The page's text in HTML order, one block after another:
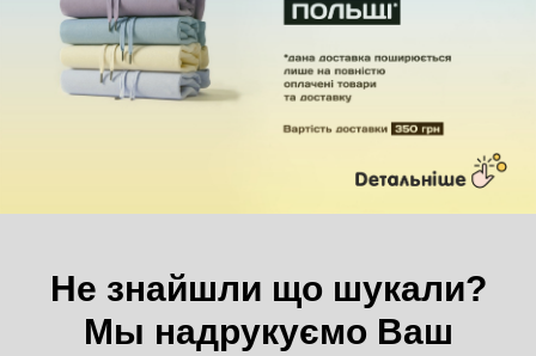
Не знайшли що шукали?
Мы надрукуємо Ваш